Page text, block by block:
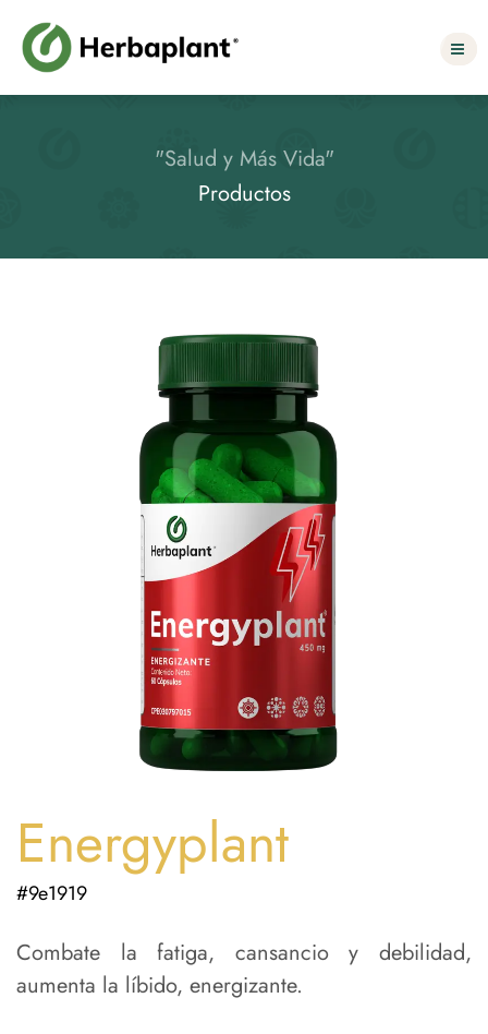
"Salud y Más Vida"
Productos
Energyplant
#9e1919
Combate la fatiga, cansancio y debilidad,
aumenta la líbido, energizante.
Select Language▼